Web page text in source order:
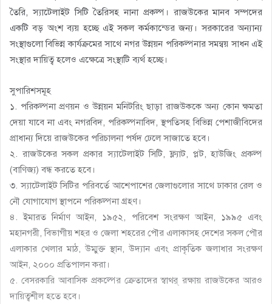
তৈরি, স্যাটেলাইট সিটি তৈরিসহ নানা প্রকল্প। রাজউকের মানব সম্পদের
একটি বড় অংশ ব্যয় হচ্ছে এই সকল কর্মকান্ডের জন্য। সরকারের অন্যান্য
সংস্থাগুলো বিভিন্ন কার্যক্রমের সাথে নগর উন্নয়ন পরিকল্পনার সমন্বয় সাধন এই
সংস্থার দায়িত্ব হলেও এক্ষেত্রে সংস্থাটি ব্যর্থ হচ্ছে।
সুপারিশসমূহ
১. পরিকল্পনা প্রণয়ন ও উন্নয়ন মনিটরিং ছাড়া রাজউককে অন্য কোন ক্ষমতা
দেয়া যাবে না এবং নগরবিদ, পরিকল্পনাবিদ, স্থপতিসহ বিভিন্ন পেশাজীবিদের
প্রাধান্য দিয়ে রাজউকের পরিচালনা পর্ষদ ঢেলে সাজাতে হবে।
২. রাজউকের সকল প্রকার স্যাটেলাইট সিটি, ফ্ল্যাট, প্লট, হাউজিং প্রকল্প
(বাণিজ্য) বন্ধ করতে হবে।
৩. স্যাটেলাইট সিটির পরিবর্তে আশেপাশের জেলাগুলোর সাথে ঢাকার রেল ও
নৌ যোগাযোগ স্থাপনে পরিকল্পনা গ্রহণ।
৪. ইমারত নির্মাণ আইন, ১৯৫২, পরিবেশ সংরক্ষণ আইন, ১৯৯৫ এবং
মহানগরী, বিভাগীয় শহর ও জেলা শহরের পৌর এলাকাসহ দেশের সকল পৌর
এলাকার খেলার মাঠ, উম্মুক্ত স্থান, উদ্যান এবং প্রাকৃতিক জলাধার সংরক্ষণ
আইন, ২০০০ প্রতিপালন করা।
৫. বেসরকারি আবাসিক প্রকল্পের ক্রেতাদের স্বাথর্ রক্ষায় রাজউকের আরও
দায়িত্বশীল হতে হবে।